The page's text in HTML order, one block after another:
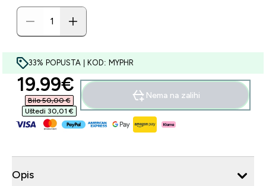
33% POPUSTA | KOD: MYPHR
discounted price
19.99€‎
Bilo 50,00 €‎
Uštedi 30,01 €‎
Nema na zalihi
Opis